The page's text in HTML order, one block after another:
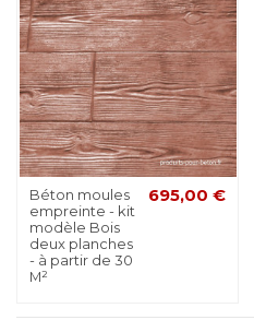
Béton moules
empreinte - kit
modèle Bois
deux planches
- à partir de 30
M²
695,00 €